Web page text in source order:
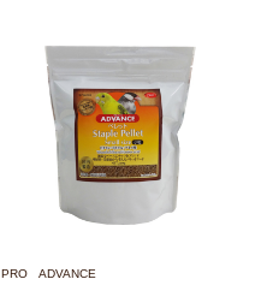
PRO ADVANCE